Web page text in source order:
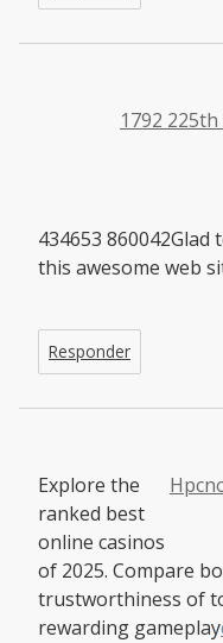
1792
434653
this awesome web
Responder
Explore the
ranked best
online casinos
of 2025. Compare
trustworthiness of
rewarding gameplay